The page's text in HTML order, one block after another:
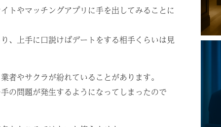
トやマッチングアプリに手を出してみることに
、上手に口説けばデートをする相手くらいは見
者やサクラが紛れていることがあります。
の問題が発生するようになってしまったので